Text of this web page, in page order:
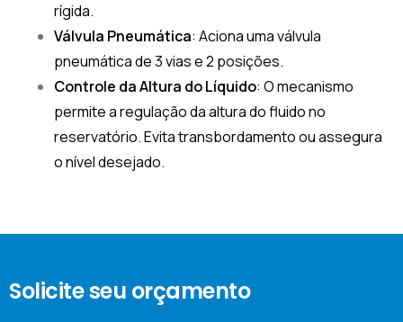
rígida.
Válvula Pneumática: Aciona uma válvula
pneumática de 3 vias e 2 posições.
Controle da Altura do Líquido: O mecanismo
permite a regulação da altura do fluido no
reservatório. Evita transbordamento ou assegura
o nível desejado.
Solicite seu orçamento